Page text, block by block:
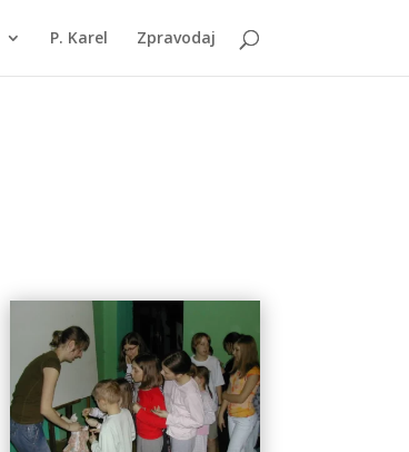
P. Karel Zpravodaj